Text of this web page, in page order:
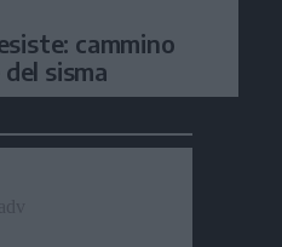
cammino
sisma